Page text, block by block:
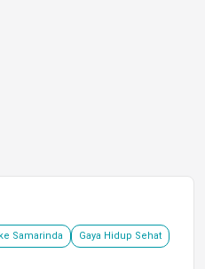
Samarinda Gaya Hidup Sehat